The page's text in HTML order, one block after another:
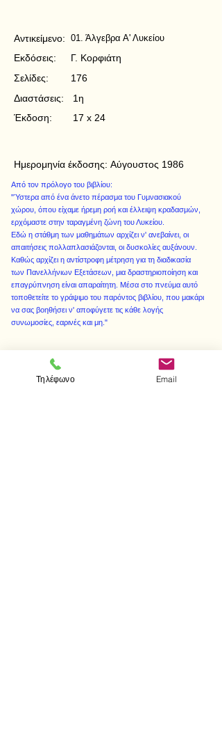
Αντικείμενο:
Εκδόσεις:
Σελίδες:
01. Άλγεβρα Α' Λυκείου
Γ. Κορφιάτη
176
Διαστάσεις:
Έκδοση:
1η
17 x 24
Ημερομηνία έκδοσης: Αύγουστος 1986
Από τον πρόλογο του βιβλίου:
"Ύστερα από ένα άνετο πέρασμα του Γυμνασιακού
χώρου, όπου είχαμε ήρεμη ροή και έλλειψη κραδασμών,
ερχόμαστε στην ταραγμένη ζώνη του Λυκείου.
Εδώ η στάθμη των μαθημάτων αρχίζει ν' ανεβαίνει, οι
απαιτήσεις πολλαπλασιάζονται, οι δυσκολίες αυξάνουν.
Καθώς αρχίζει η αντίστροφη μέτρηση για τη διαδικασία
των Πανελλήνιων Εξετάσεων, μια δραστηριοποίηση και
επαγρύπνηση είναι απαραίτητη. Μέσα στο πνεύμα αυτό
τοποθετείτε το γράψιμο του παρόντος βιβλίου, που μακάρι
να σας βοηθήσει ν' αποφύγετε τις κάθε λογής
συνωμοσίες, εαρινές και μη."
< Προηγούμενο Επόμενο >
Τηλέφωνο Email